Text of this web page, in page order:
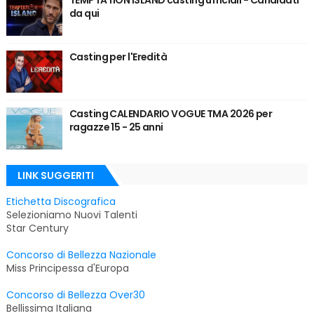
da qui
Casting per l'Eredità
Casting CALENDARIO VOGUE TMA 2026 per
ragazze 15 - 25 anni
LINK SUGGERITI
Etichetta Discografica
Selezioniamo Nuovi Talenti
Star Century
Concorso di Bellezza Nazionale
Miss Principessa d'Europa
Concorso di Bellezza Over30
Bellissima Italiana